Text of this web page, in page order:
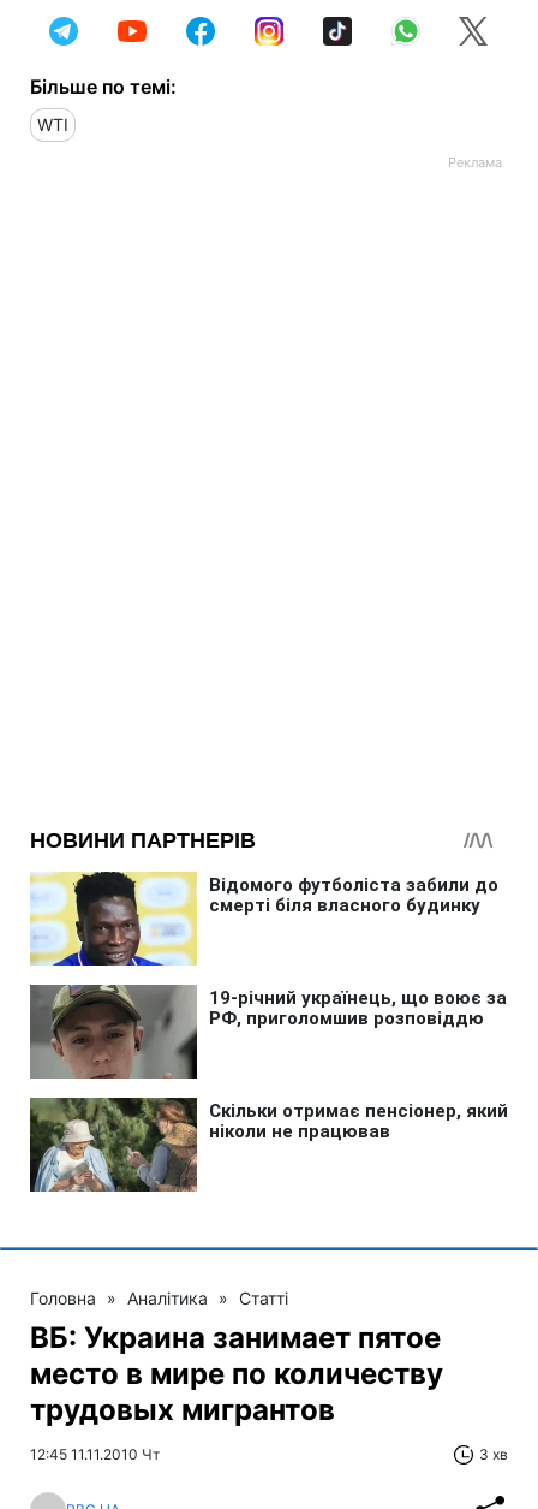
Більше по темі:
WTI
Головна » Аналітика » Статті
ВБ: Украина занимает пятое
место в мире по количеству
трудовых мигрантов
12:45 11.11.2010 Чт 3 хв